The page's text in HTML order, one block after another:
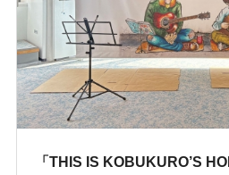
「THIS IS KOBUKURO’S